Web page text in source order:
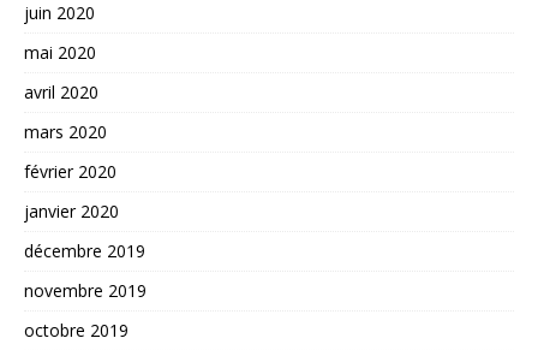
juin 2020
mai 2020
avril 2020
mars 2020
février 2020
janvier 2020
décembre 2019
novembre 2019
octobre 2019